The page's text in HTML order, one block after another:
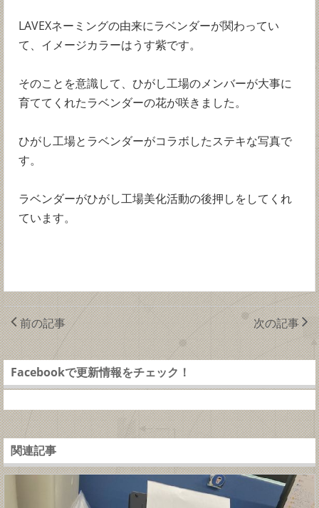
LAVEXネーミングの由来にラベンダーが関わってい
て、イメージカラーはうす紫です。
そのことを意識して、ひがし工場のメンバーが大事に
育ててくれたラベンダーの花が咲きました。
ひがし工場とラベンダーがコラボしたステキな写真で
す。
ラベンダーがひがし工場美化活動の後押しをしてくれ
ています。
前の記事 次の記事
Facebookで更新情報をチェック！
関連記事